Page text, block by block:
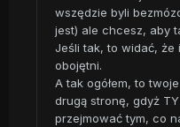
wszędzie byli
jest) ale chcesz, aby
Jeśli tak, to widać, że
obojętni.
A tak ogółem, to
drugą stronę, gdyż
przejmować tym, co